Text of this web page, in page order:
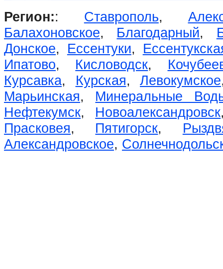
Регион:: Ставрополь,
Балахоновское, Благодарный,
Донское, Ессентуки,
Ипатово, Кисловодск,
Курсавка, Курская, Левокумское
Марьинская, Минеральные
Нефтекумск, Новоалександровск
Прасковея, Пятигорск,
Александровское,